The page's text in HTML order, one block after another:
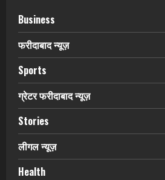
Business
फरीदाबाद न्यूज़
Sports
ग्रेटर फरीदाबाद न्यूज़
Stories
लीगल न्यूज़
Health